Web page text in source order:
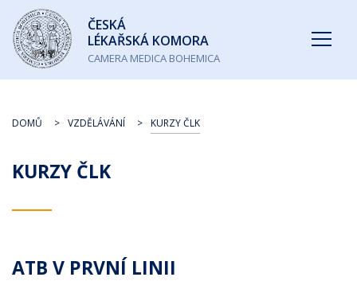
Česká
lékařská
komora
ČESKÁ
LÉKAŘSKÁ KOMORA
CAMERA MEDICA BOHEMICA
KURZY ČLK
DOMŮ VZDĚLÁVÁNÍ KURZY ČLK
ATB V PRVNÍ LINII